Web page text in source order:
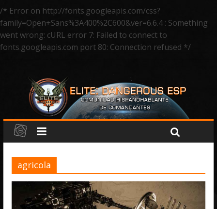
/* Error on http://fonts.googleapis.com/css?
family=Open+Sans%3A400%2C600&ver=6.6.4 : Something
went wrong: cURL error 7: Failed to connect to
fonts.googleapis.com port 80: Connection refused */
agricola